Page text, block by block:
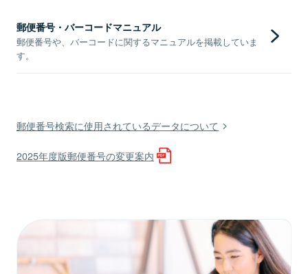
郵便番号・バーコードマニュアル
郵便番号や、バーコードに関するマニュアルを掲載していま
す。
郵便番号検索に使用されているデータについて
2025年度版郵便番号の変更案内